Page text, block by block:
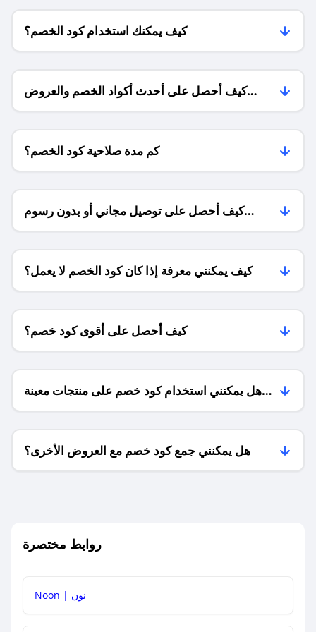
كيف يمكنك استخدام كود الخصم؟
كيف أحصل على أحدث أكواد الخصم والعروض
للمتاجر؟
كم مدة صلاحية كود الخصم؟
كيف أحصل على توصيل مجاني أو بدون رسوم
الشحن ؟
كيف يمكنني معرفة إذا كان كود الخصم لا يعمل؟
كيف أحصل على أقوى كود خصم؟
هل يمكنني استخدام كود خصم على منتجات معينة
فقط؟
هل يمكنني جمع كود خصم مع العروض الأخرى؟
روابط مختصرة
Noon | نون